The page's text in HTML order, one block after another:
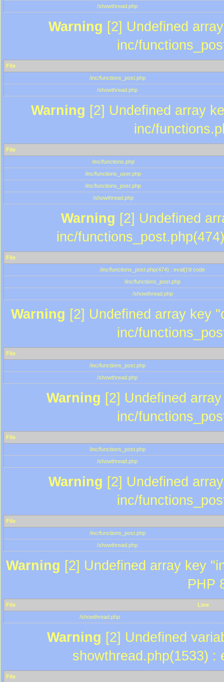
/showthread.php
Warning [2] Undefined
inc/
File
/inc/functions_post.php
/showthread.php
Warning [2] Undefined array
inc/
File
/inc/functions.php
/inc/functions_user.php
/inc/functions_post.php
/showthread.php
Warning [2] Undefined
inc/
File
/inc/functions_post.php(474) : eval()'d code
/inc/functions_post.php
/showthread.php
Warning [2] Undefined array key
inc/
File
/inc/functions_post.php
/showthread.php
Warning [2] Undefined
inc/
File
/inc/functions_post.php
/showthread.php
Warning [2] Undefined
inc/
File
/inc/functions_post.php
/showthread.php
Warning [2] Undefined array key
PHP
File
Line
/showthread.php
Warning [2] Undefined
showthread.php(1533) :
File